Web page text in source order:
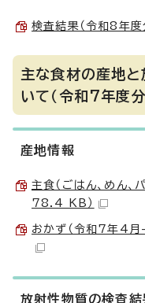
検査結果（令和8年
主な食材の産地
いて（令和7年度分
産地情報
主食（ごはん、めん、
78.4 KB）
おかず（令和7年4
放射性物質の検査結